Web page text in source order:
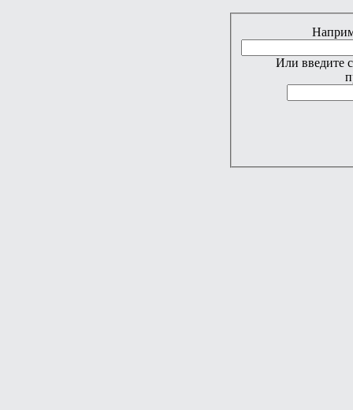
Или введите